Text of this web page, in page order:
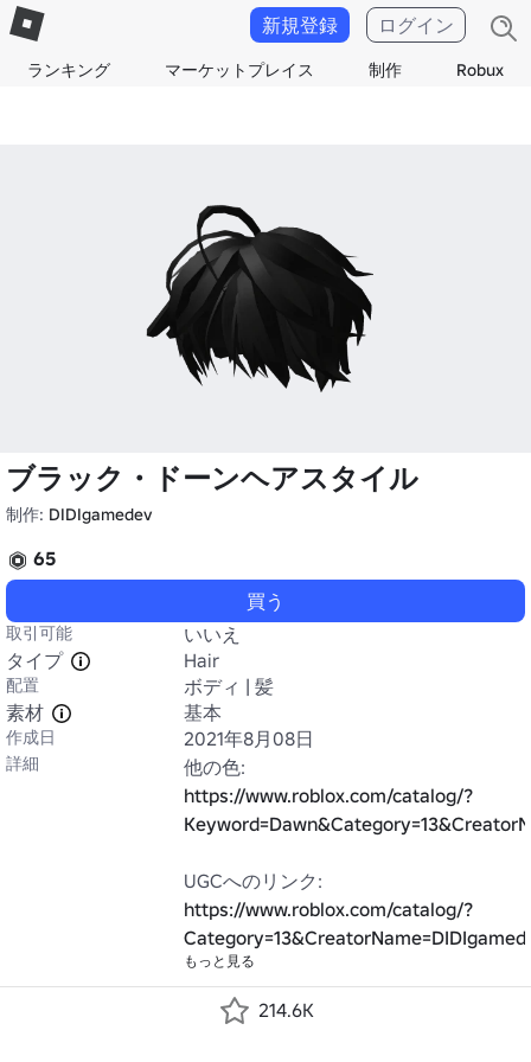
ランキング マーケットプレイス 制作 Robux
新規登録 ログイン
ブラック・ドーンヘアスタイル
制作: DIDIgamedev
65
買う
取引可能
いいえ
タイプ
Hair
配置
ボディ | 髪
素材
基本
作成日 2021年8月08日
詳細
https://www.roblox.com/catalog/?
https://www.roblox.com/catalog/?
もっと見る
214.6K